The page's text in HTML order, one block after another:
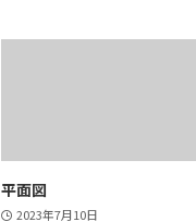
平面図
2023年7月10日